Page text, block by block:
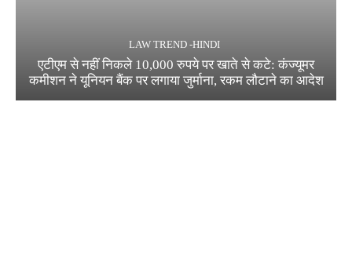
LAW TREND -HINDI
एटीएम से नहीं निकले 10,000 रुपये पर खाते से कटे: कंज्यूमर
कमीशन ने यूनियन बैंक पर लगाया जुर्माना, रकम लौटाने का आदेश